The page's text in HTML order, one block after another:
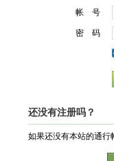
帐 号
密 码
还没有注册吗？
如果还没有本站的通行